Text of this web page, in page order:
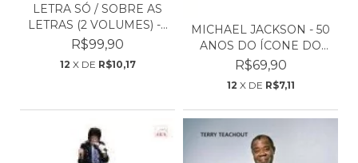
LETRA SÓ / SOBRE AS
LETRAS (2 VOLUMES) -...
R$99,90
12 X DE R$10,17
MICHAEL JACKSON - 50
ANOS DO ÍCONE DO
PO...
R$69,90
12 X DE R$7,11